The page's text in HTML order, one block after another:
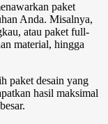
paket
Anda. Misalnya,
atau paket full-
material, hingga
paket desain yang
hasil maksimal